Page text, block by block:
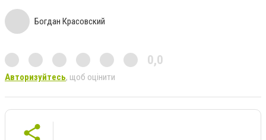
Богдан Красовский
0,0
Авторизуйтесь, щоб оцінити